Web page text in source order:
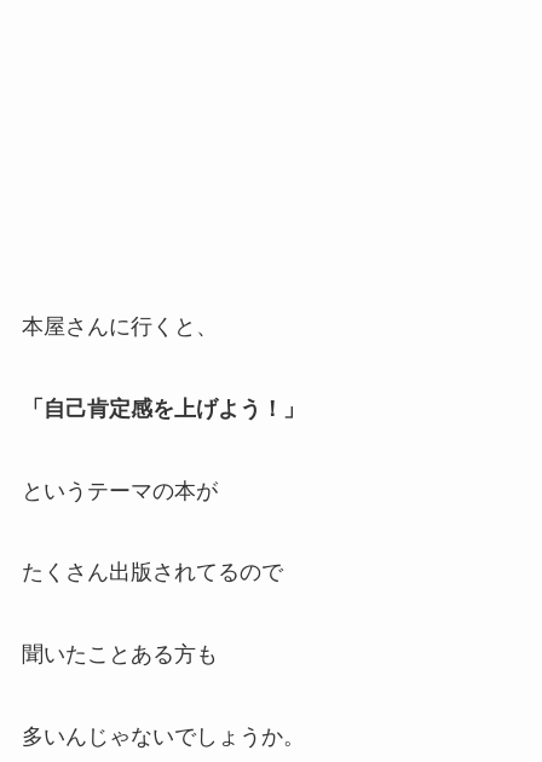
本屋さんに行くと、
「自己肯定感を上げよう！」
というテーマの本が
たくさん出版されてるので
聞いたことある方も
多いんじゃないでしょうか。